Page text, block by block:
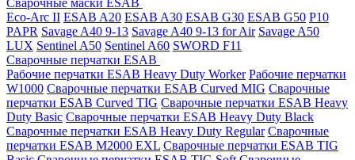
Сварочные маски ESAB
Eco-Arc II ESAB A20 ESAB A30 ESAB G30 ESAB G50 P10
PAPR Savage A40 9-13 Savage A40 9-13 for Air Savage A50
LUX Sentinel A50 Sentinel A60 SWORD F11
Сварочные перчатки ESAB
Рабочие перчатки ESAB Heavy Duty Worker Рабочие перчатки
W1000 Сварочные перчатки ESAB Curved MIG Сварочные
перчатки ESAB Curved TIG Сварочные перчатки ESAB Heavy
Duty Basic Сварочные перчатки ESAB Heavy Duty Black
Сварочные перчатки ESAB Heavy Duty Regular Сварочные
перчатки ESAB M2000 EXL Сварочные перчатки ESAB TIG